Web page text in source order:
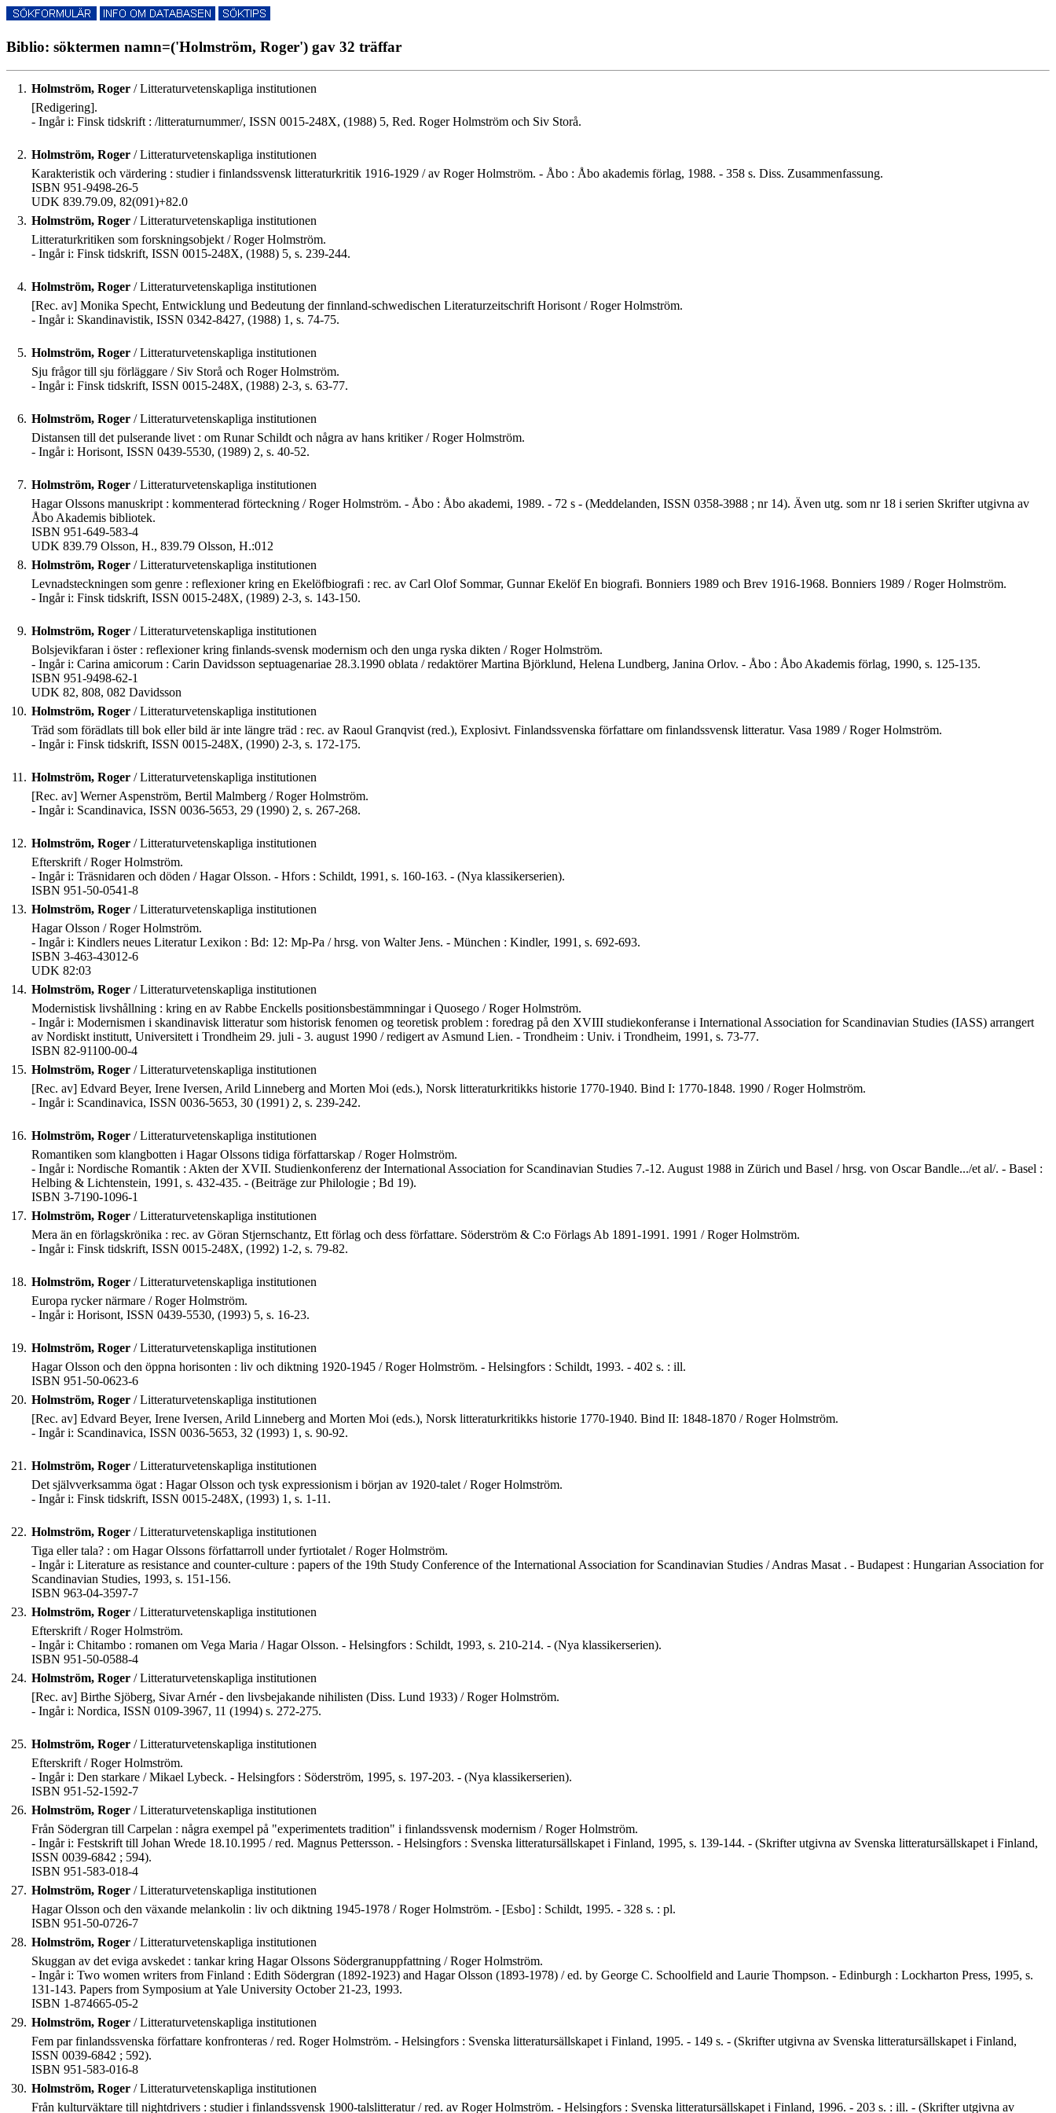
Biblio: söktermen namn=('Holmström, Roger') gav 32 träffar
1. Holmström, Roger / Litteraturvetenskapliga institutionen
[Redigering].
- Ingår i: Finsk tidskrift : /litteraturnummer/, ISSN 0015-248X, (1988) 5, Red. Roger Holmström och Siv Storå.
2. Holmström, Roger / Litteraturvetenskapliga institutionen
Karakteristik och värdering : studier i finlandssvensk litteraturkritik 1916-1929 / av Roger Holmström. - Åbo : Åbo akademis förlag, 1988. - 358 s. Diss. Zusammenfassung.
ISBN 951-9498-26-5
UDK 839.79.09, 82(091)+82.0
3. Holmström, Roger / Litteraturvetenskapliga institutionen
Litteraturkritiken som forskningsobjekt / Roger Holmström.
- Ingår i: Finsk tidskrift, ISSN 0015-248X, (1988) 5, s. 239-244.
4. Holmström, Roger / Litteraturvetenskapliga institutionen
[Rec. av] Monika Specht, Entwicklung und Bedeutung der finnland-schwedischen Literaturzeitschrift Horisont / Roger Holmström.
- Ingår i: Skandinavistik, ISSN 0342-8427, (1988) 1, s. 74-75.
5. Holmström, Roger / Litteraturvetenskapliga institutionen
Sju frågor till sju förläggare / Siv Storå och Roger Holmström.
- Ingår i: Finsk tidskrift, ISSN 0015-248X, (1988) 2-3, s. 63-77.
6. Holmström, Roger / Litteraturvetenskapliga institutionen
Distansen till det pulserande livet : om Runar Schildt och några av hans kritiker / Roger Holmström.
- Ingår i: Horisont, ISSN 0439-5530, (1989) 2, s. 40-52.
7. Holmström, Roger / Litteraturvetenskapliga institutionen
Hagar Olssons manuskript : kommenterad förteckning / Roger Holmström. - Åbo : Åbo akademi, 1989. - 72 s - (Meddelanden, ISSN 0358-3988 ; nr 14). Även utg. som nr 18 i serien Skrifter utgivna av
Åbo Akademis bibliotek.
ISBN 951-649-583-4
UDK 839.79 Olsson, H., 839.79 Olsson, H.:012
8. Holmström, Roger / Litteraturvetenskapliga institutionen
Levnadsteckningen som genre : reflexioner kring en Ekelöfbiografi : rec. av Carl Olof Sommar, Gunnar Ekelöf En biografi. Bonniers 1989 och Brev 1916-1968. Bonniers 1989 / Roger Holmström.
- Ingår i: Finsk tidskrift, ISSN 0015-248X, (1989) 2-3, s. 143-150.
9. Holmström, Roger / Litteraturvetenskapliga institutionen
Bolsjevikfaran i öster : reflexioner kring finlands-svensk modernism och den unga ryska dikten / Roger Holmström.
- Ingår i: Carina amicorum : Carin Davidsson septuagenariae 28.3.1990 oblata / redaktörer Martina Björklund, Helena Lundberg, Janina Orlov. - Åbo : Åbo Akademis förlag, 1990, s. 125-135.
ISBN 951-9498-62-1
UDK 82, 808, 082 Davidsson
10. Holmström, Roger / Litteraturvetenskapliga institutionen
Träd som förädlats till bok eller bild är inte längre träd : rec. av Raoul Granqvist (red.), Explosivt. Finlandssvenska författare om finlandssvensk litteratur. Vasa 1989 / Roger Holmström.
- Ingår i: Finsk tidskrift, ISSN 0015-248X, (1990) 2-3, s. 172-175.
11. Holmström, Roger / Litteraturvetenskapliga institutionen
[Rec. av] Werner Aspenström, Bertil Malmberg / Roger Holmström.
- Ingår i: Scandinavica, ISSN 0036-5653, 29 (1990) 2, s. 267-268.
12. Holmström, Roger / Litteraturvetenskapliga institutionen
Efterskrift / Roger Holmström.
- Ingår i: Träsnidaren och döden / Hagar Olsson. - Hfors : Schildt, 1991, s. 160-163. - (Nya klassikerserien).
ISBN 951-50-0541-8
13. Holmström, Roger / Litteraturvetenskapliga institutionen
Hagar Olsson / Roger Holmström.
- Ingår i: Kindlers neues Literatur Lexikon : Bd: 12: Mp-Pa / hrsg. von Walter Jens. - München : Kindler, 1991, s. 692-693.
ISBN 3-463-43012-6
UDK 82:03
14. Holmström, Roger / Litteraturvetenskapliga institutionen
Modernistisk livshållning : kring en av Rabbe Enckells positionsbestämmningar i Quosego / Roger Holmström.
- Ingår i: Modernismen i skandinavisk litteratur som historisk fenomen og teoretisk problem : foredrag på den XVIII studiekonferanse i International Association for Scandinavian Studies (IASS) arrangert
av Nordiskt institutt, Universitett i Trondheim 29. juli - 3. august 1990 / redigert av Asmund Lien. - Trondheim : Univ. i Trondheim, 1991, s. 73-77.
ISBN 82-91100-00-4
15. Holmström, Roger / Litteraturvetenskapliga institutionen
[Rec. av] Edvard Beyer, Irene Iversen, Arild Linneberg and Morten Moi (eds.), Norsk litteraturkritikks historie 1770-1940. Bind I: 1770-1848. 1990 / Roger Holmström.
- Ingår i: Scandinavica, ISSN 0036-5653, 30 (1991) 2, s. 239-242.
16. Holmström, Roger / Litteraturvetenskapliga institutionen
Romantiken som klangbotten i Hagar Olssons tidiga författarskap / Roger Holmström.
- Ingår i: Nordische Romantik : Akten der XVII. Studienkonferenz der International Association for Scandinavian Studies 7.-12. August 1988 in Zürich und Basel / hrsg. von Oscar Bandle.../et al/. - Basel :
Helbing & Lichtenstein, 1991, s. 432-435. - (Beiträge zur Philologie ; Bd 19).
ISBN 3-7190-1096-1
17. Holmström, Roger / Litteraturvetenskapliga institutionen
Mera än en förlagskrönika : rec. av Göran Stjernschantz, Ett förlag och dess författare. Söderström & C:o Förlags Ab 1891-1991. 1991 / Roger Holmström.
- Ingår i: Finsk tidskrift, ISSN 0015-248X, (1992) 1-2, s. 79-82.
18. Holmström, Roger / Litteraturvetenskapliga institutionen
Europa rycker närmare / Roger Holmström.
- Ingår i: Horisont, ISSN 0439-5530, (1993) 5, s. 16-23.
19. Holmström, Roger / Litteraturvetenskapliga institutionen
Hagar Olsson och den öppna horisonten : liv och diktning 1920-1945 / Roger Holmström. - Helsingfors : Schildt, 1993. - 402 s. : ill.
ISBN 951-50-0623-6
20. Holmström, Roger / Litteraturvetenskapliga institutionen
[Rec. av] Edvard Beyer, Irene Iversen, Arild Linneberg and Morten Moi (eds.), Norsk litteraturkritikks historie 1770-1940. Bind II: 1848-1870 / Roger Holmström.
- Ingår i: Scandinavica, ISSN 0036-5653, 32 (1993) 1, s. 90-92.
21. Holmström, Roger / Litteraturvetenskapliga institutionen
Det självverksamma ögat : Hagar Olsson och tysk expressionism i början av 1920-talet / Roger Holmström.
- Ingår i: Finsk tidskrift, ISSN 0015-248X, (1993) 1, s. 1-11.
22. Holmström, Roger / Litteraturvetenskapliga institutionen
Tiga eller tala? : om Hagar Olssons författarroll under fyrtiotalet / Roger Holmström.
- Ingår i: Literature as resistance and counter-culture : papers of the 19th Study Conference of the International Association for Scandinavian Studies / Andras Masat . - Budapest : Hungarian Association for
Scandinavian Studies, 1993, s. 151-156.
ISBN 963-04-3597-7
23. Holmström, Roger / Litteraturvetenskapliga institutionen
Efterskrift / Roger Holmström.
- Ingår i: Chitambo : romanen om Vega Maria / Hagar Olsson. - Helsingfors : Schildt, 1993, s. 210-214. - (Nya klassikerserien).
ISBN 951-50-0588-4
24. Holmström, Roger / Litteraturvetenskapliga institutionen
[Rec. av] Birthe Sjöberg, Sivar Arnér - den livsbejakande nihilisten (Diss. Lund 1933) / Roger Holmström.
- Ingår i: Nordica, ISSN 0109-3967, 11 (1994) s. 272-275.
25. Holmström, Roger / Litteraturvetenskapliga institutionen
Efterskrift / Roger Holmström.
- Ingår i: Den starkare / Mikael Lybeck. - Helsingfors : Söderström, 1995, s. 197-203. - (Nya klassikerserien).
ISBN 951-52-1592-7
26. Holmström, Roger / Litteraturvetenskapliga institutionen
Från Södergran till Carpelan : några exempel på "experimentets tradition" i finlandssvensk modernism / Roger Holmström.
- Ingår i: Festskrift till Johan Wrede 18.10.1995 / red. Magnus Pettersson. - Helsingfors : Svenska litteratursällskapet i Finland, 1995, s. 139-144. - (Skrifter utgivna av Svenska litteratursällskapet i Finland,
ISSN 0039-6842 ; 594).
ISBN 951-583-018-4
27. Holmström, Roger / Litteraturvetenskapliga institutionen
Hagar Olsson och den växande melankolin : liv och diktning 1945-1978 / Roger Holmström. - [Esbo] : Schildt, 1995. - 328 s. : pl.
ISBN 951-50-0726-7
28. Holmström, Roger / Litteraturvetenskapliga institutionen
Skuggan av det eviga avskedet : tankar kring Hagar Olssons Södergranuppfattning / Roger Holmström.
- Ingår i: Two women writers from Finland : Edith Södergran (1892-1923) and Hagar Olsson (1893-1978) / ed. by George C. Schoolfield and Laurie Thompson. - Edinburgh : Lockharton Press, 1995, s.
131-143. Papers from Symposium at Yale University October 21-23, 1993.
ISBN 1-874665-05-2
29. Holmström, Roger / Litteraturvetenskapliga institutionen
Fem par finlandssvenska författare konfronteras / red. Roger Holmström. - Helsingfors : Svenska litteratursällskapet i Finland, 1995. - 149 s. - (Skrifter utgivna av Svenska litteratursällskapet i Finland,
ISSN 0039-6842 ; 592).
ISBN 951-583-016-8
30. Holmström, Roger / Litteraturvetenskapliga institutionen
Från kulturväktare till nightdrivers : studier i finlandssvensk 1900-talslitteratur / red. av Roger Holmström. - Helsingfors : Svenska litteratursällskapet i Finland, 1996. - 203 s. : ill. - (Skrifter utgivna av